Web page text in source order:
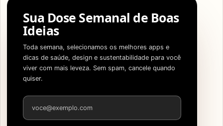
Sua Dose Semanal de Boas
Ideias
Toda semana, selecionamos os melhores apps e
dicas de saúde, design e sustentabilidade para você
viver com mais leveza. Sem spam, cancele quando
quiser.
Endereço de e-mail